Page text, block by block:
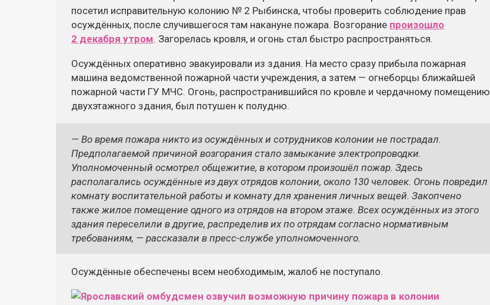
посетил исправительную колонию № 2 Рыбинска, чтобы проверить соблюдение прав
осуждённых, после случившегося там накануне пожара. Возгорание произошло
2 декабря утром. Загорелась кровля, и огонь стал быстро распространяться.
Осуждённых оперативно эвакуировали из здания. На место сразу прибыла пожарная
машина ведомственной пожарной части учреждения, а затем — огнеборцы ближайшей
пожарной части ГУ МЧС. Огонь, распространившийся по кровле и чердачному помещению
двухэтажного здания, был потушен к полудню.
— Во время пожара никто из осуждённых и сотрудников колонии не пострадал.
Предполагаемой причиной возгорания стало замыкание электропроводки.
Уполномоченный осмотрел общежитие, в котором произошёл пожар. Здесь
располагались осуждённые из двух отрядов колонии, около 130 человек. Огонь повредил
комнату воспитательной работы и комнату для хранения личных вещей. Закопчено
также жилое помещение одного из отрядов на втором этаже. Всех осуждённых из этого
здания переселили в другие, распределив их по отрядам согласно нормативным
требованиям, — рассказали в пресс-службе уполномоченного.
Осуждённые обеспечены всем необходимым, жалоб не поступало.